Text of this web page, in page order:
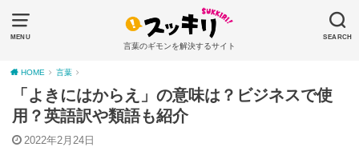
MENU SEARCH
言葉のギモンを解決するサイト
HOME 言葉
「よきにはからえ」の意味は？ビジネスで使
用？英語訳や類語も紹介
2022年2月24日